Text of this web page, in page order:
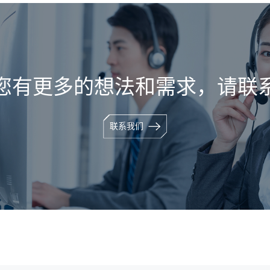
有更多的想法和需求，请联
联系我们